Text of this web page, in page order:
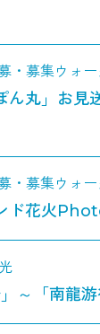
・募集ウォ
ん丸」お
・募集ウォ
ド花火
～「南龍